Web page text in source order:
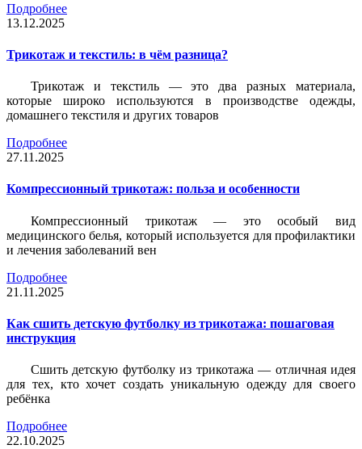
Подробнее
13.12.2025
Трикотаж и текстиль: в чём разница?
Трикотаж и текстиль — это два разных материала,
которые широко используются в производстве одежды,
домашнего текстиля и других товаров
Подробнее
27.11.2025
Компрессионный трикотаж: польза и особенности
Компрессионный трикотаж — это особый вид
медицинского белья, который используется для профилактики
и лечения заболеваний вен
Подробнее
21.11.2025
Как сшить детскую футболку из трикотажа: пошаговая
инструкция
Сшить детскую футболку из трикотажа — отличная идея
для тех, кто хочет создать уникальную одежду для своего
ребёнка
Подробнее
22.10.2025